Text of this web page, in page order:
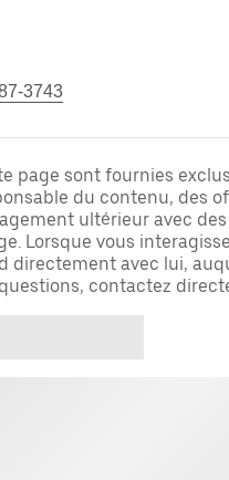
3743
page sont fournies
du contenu, des
ultérieur avec
Lorsque vous
directement avec lui,
contactez